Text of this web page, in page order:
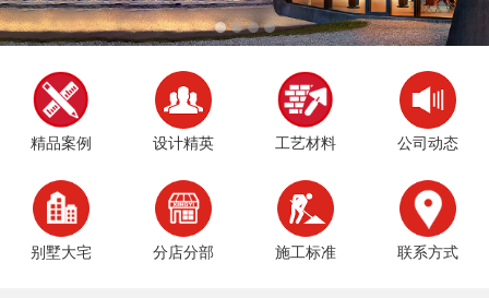
精品案例 设计精英 工艺材料 公司动态
别墅大宅 分店分部 施工标准 联系方式